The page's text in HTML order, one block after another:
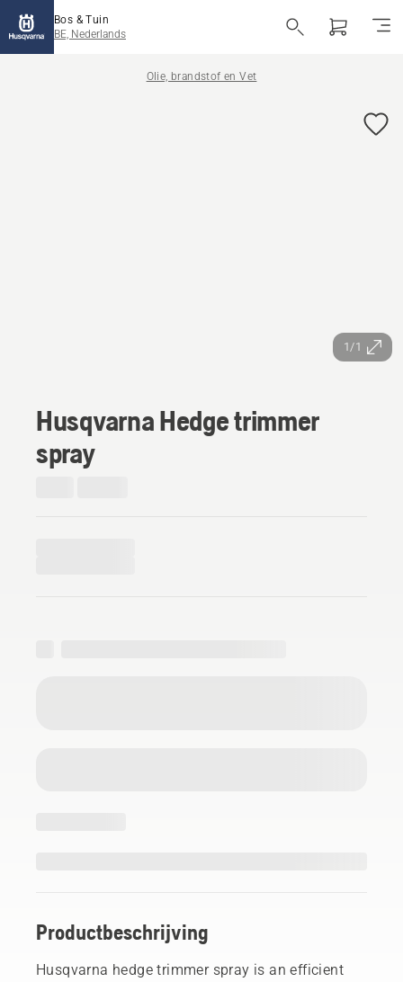
Bos & Tuin
BE, Nederlands
Olie, brandstof en Vet
1/1
Husqvarna Hedge trimmer
spray
Productbeschrijving
Husqvarna hedge trimmer spray is an efficient